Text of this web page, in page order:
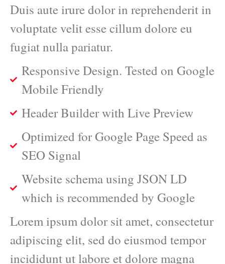
Duis aute irure dolor in reprehenderit in
voluptate velit esse cillum dolore eu
fugiat nulla pariatur.
Responsive Design. Tested on Google
Mobile Friendly
Header Builder with Live Preview
Optimized for Google Page Speed as
SEO Signal
Website schema using JSON LD
which is recommended by Google
Lorem ipsum dolor sit amet, consectetur
adipiscing elit, sed do eiusmod tempor
incididunt ut labore et dolore magna